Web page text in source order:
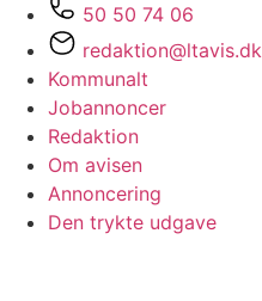
50 50 74 06
redaktion@ltavis.dk
Kommunalt
Jobannoncer
Redaktion
Om avisen
Annoncering
Den trykte udgave